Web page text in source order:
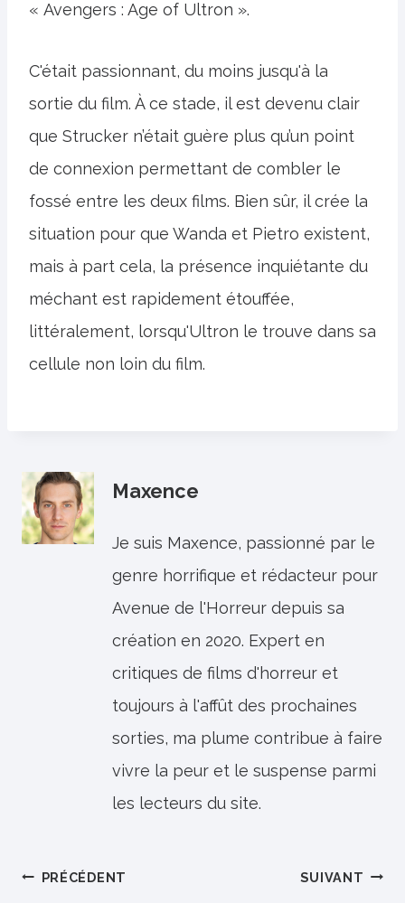
« Avengers : Age of Ultron ».
C'était passionnant, du moins jusqu'à la
sortie du film. À ce stade, il est devenu clair
que Strucker n’était guère plus qu’un point
de connexion permettant de combler le
fossé entre les deux films. Bien sûr, il crée la
situation pour que Wanda et Pietro existent,
mais à part cela, la présence inquiétante du
méchant est rapidement étouffée,
littéralement, lorsqu'Ultron le trouve dans sa
cellule non loin du film.
Maxence
Je suis Maxence, passionné par le
genre horrifique et rédacteur pour
Avenue de l'Horreur depuis sa
création en 2020. Expert en
critiques de films d'horreur et
toujours à l'affût des prochaines
sorties, ma plume contribue à faire
vivre la peur et le suspense parmi
les lecteurs du site.
Navigation
PRÉCÉDENT SUIVANT